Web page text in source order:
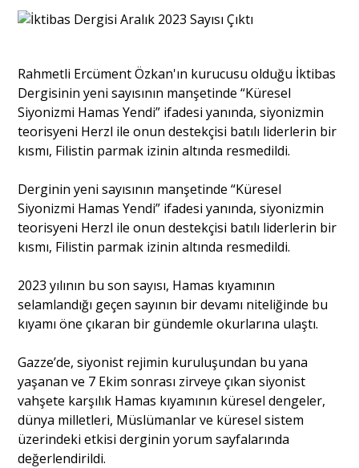
Ekonomi
Dünya
Yorum - Analiz
Söyleşi
Yazı Dizisi
Portre
Yazarlar
Rahmetli Ercüment Özkan'ın kurucusu olduğu İktibas
Dergisinin yeni sayısının manşetinde “Küresel
Siyonizmi Hamas Yendi” ifadesi yanında, siyonizmin
teorisyeni Herzl ile onun destekçisi batılı liderlerin bir
kısmı, Filistin parmak izinin altında resmedildi.
Derginin yeni sayısının manşetinde “Küresel
Siyonizmi Hamas Yendi” ifadesi yanında, siyonizmin
teorisyeni Herzl ile onun destekçisi batılı liderlerin bir
kısmı, Filistin parmak izinin altında resmedildi.
2023 yılının bu son sayısı, Hamas kıyamının
selamlandığı geçen sayının bir devamı niteliğinde bu
kıyamı öne çıkaran bir gündemle okurlarına ulaştı.
Gazze’de, siyonist rejimin kuruluşundan bu yana
yaşanan ve 7 Ekim sonrası zirveye çıkan siyonist
vahşete karşılık Hamas kıyamının küresel dengeler,
dünya milletleri, Müslümanlar ve küresel sistem
üzerindeki etkisi derginin yorum sayfalarında
değerlendirildi.